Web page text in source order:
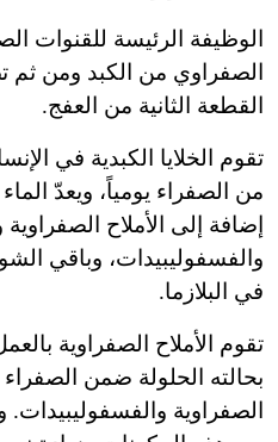
الوظيفة الرئيسة للقنوات
الصفراوي من الكبد ومن ثم
القطعة الثانية من العفج.
من الصفراء يومياً، ويعدّ
إضافة إلى الأملاح
والفسفوليبيدات، وباقي
في البلازما.
تقوم الأملاح الصفراوية
بحالته الحلولة ضمن
الصفراوية